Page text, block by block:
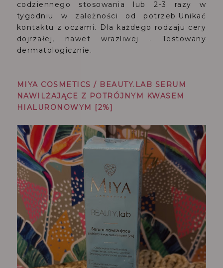
codziennego stosowania lub 2-3 razy w
tygodniu w zależności od potrzeb.Unikać
kontaktu z oczami. Dla każdego rodzaju cery
dojrzałej, nawet wrazliwej . Testowany
dermatologicznie.
MIYA COSMETICS / BEAUTY.LAB SERUM
NAWILŻAJĄCE Z POTRÓJNYM KWASEM
HIALURONOWYM [2%]